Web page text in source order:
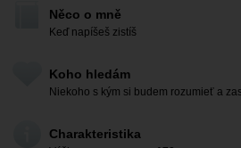
Něco o mně
Keď napíšeš zistíš
Koho hledám
Niekoho s kým si budem rozumieť a
Charakteristika